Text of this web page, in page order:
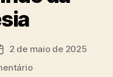
2 de maio de 2025
e